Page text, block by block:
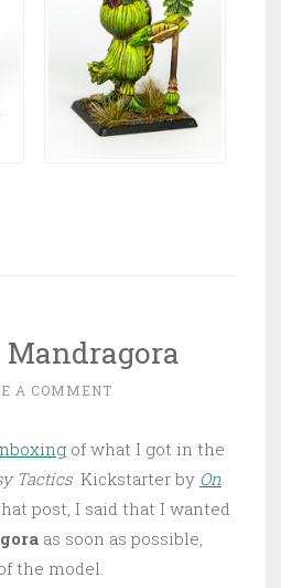
Mandragora
A COMMENT
of what I got in the
TacticsKickstarter by On
post, I said that I wanted
as soon as possible,
the model.